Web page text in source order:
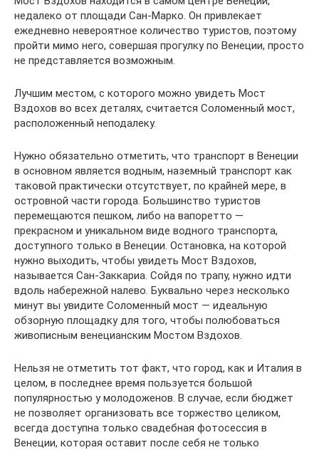
недалеко от площади Сан-Марко. Он привлекает
ежедневно невероятное количество туристов, поэтому
пройти мимо него, совершая прогулку по Венеции, просто
не представляется возможным.
Лучшим местом, с которого можно увидеть Мост
Вздохов во всех деталях, считается Соломенный мост,
расположенный неподалеку.
Нужно обязательно отметить, что транспорт в Венеции
в основном является водным, наземный транспорт как
таковой практически отсутствует, по крайней мере, в
островной части города. Большинство туристов
перемещаются пешком, либо на вапоретто —
прекрасном и уникальном виде водного транспорта,
доступного только в Венеции. Остановка, на которой
нужно выходить, чтобы увидеть Мост Вздохов,
называется Сан-Заккариа. Сойдя по трапу, нужно идти
вдоль набережной налево. Буквально через несколько
минут вы увидите Соломенный мост — идеальную
обзорную площадку для того, чтобы полюбоваться
живописным венецианским Мостом Вздохов.
Нельзя не отметить тот факт, что город, как и Италия в
целом, в последнее время пользуется большой
популярностью у молодоженов. В случае, если бюджет
не позволяет организовать все торжество целиком,
всегда доступна только свадебная фотосессия в
Венеции, которая оставит после себя не только